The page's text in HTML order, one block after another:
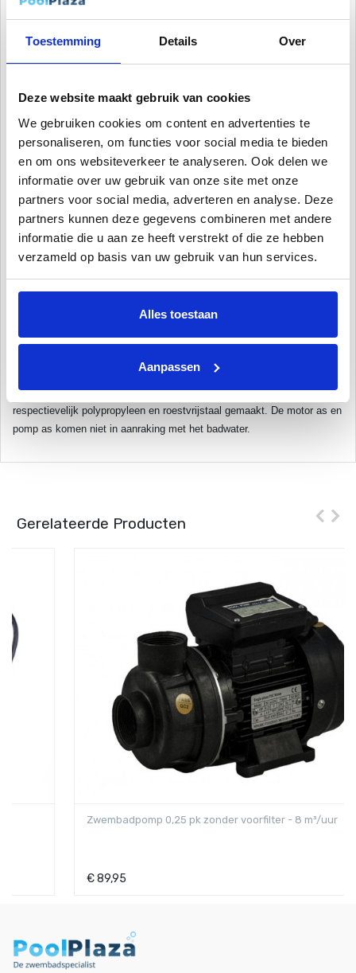
Toestemming Details Over
Deze website maakt gebruik van cookies
We gebruiken cookies om content en advertenties te
personaliseren, om functies voor social media te bieden
en om ons websiteverkeer te analyseren. Ook delen we
informatie over uw gebruik van onze site met onze
partners voor social media, adverteren en analyse. Deze
partners kunnen deze gegevens combineren met andere
informatie die u aan ze heeft verstrekt of die ze hebben
verzameld op basis van uw gebruik van hun services.
Alles toestaan
Aanpassen
Dit kun je eenvoudig in de gaten houden door de transparante filter
ingebouwde thermische beveiliging in de zwembadpomp die de pomp
automatisch uitschakelt.
Eenvoudige installatie van uw zwembadpomp
Zwembadpompen van PoolPlaza zijn eenvoudig door u zelf te
installeren. We staan u daarbij graag met vakkundig advies bij en
De pomp kan tot 1,5 meter boven of tot 3 meter onder het waterniveau
geplaatst worden.
De pomp is aansluitbaar door middel van 1.5" binnenschroefdraad.
Eventueel benodigde koppelingen en slangtules zijn eenvoudig bij te
bestellen op onze website.
Onderhoud van uw zwembadpomp
Zwembadpompen van PoolPlaza hebben weinig onderhoud nodig. De
pomp is voorzien van een groot pre-filter om uw pomp en zandfilter te
beschermen tegen grote deeltjes. Het pomphuis en de motoren zijn van
respectievelijk polypropyleen en roestvrijstaal gemaakt. De motor as en
pomp as komen niet in aanraking met het badwater.
Gerelateerde Producten
Zwembadpomp 0,25 pk zonder voorfilter - 8 m³/uur